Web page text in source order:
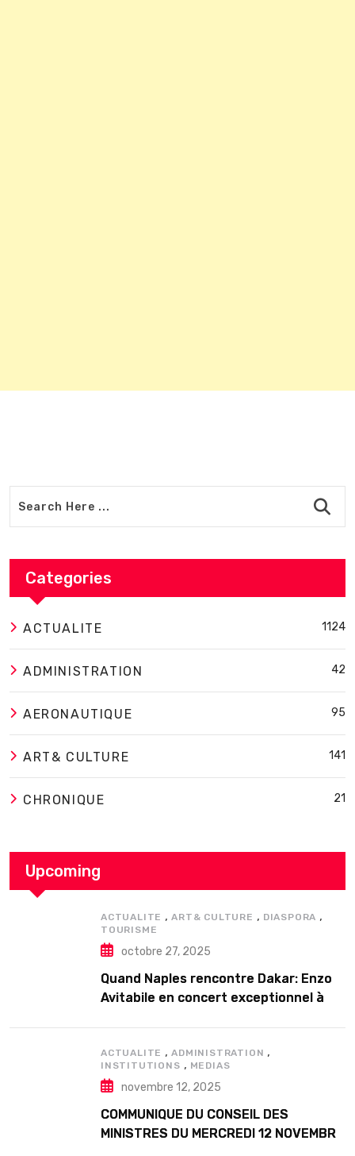
Categories
ACTUALITE 1124
ADMINISTRATION 42
AERONAUTIQUE 95
ART& CULTURE 141
CHRONIQUE 21
Upcoming
ACTUALITE ,ART& CULTURE , DIASPORA ,
TOURISME
octobre 27, 2025
Quand Naples rencontre Dakar: Enzo
Avitabile en concert exceptionnel à
ACTUALITE ,ADMINISTRATION ,
INSTITUTIONS , MEDIAS
novembre 12, 2025
COMMUNIQUE DU CONSEIL DES
MINISTRES DU MERCREDI 12 NOVEMBRE